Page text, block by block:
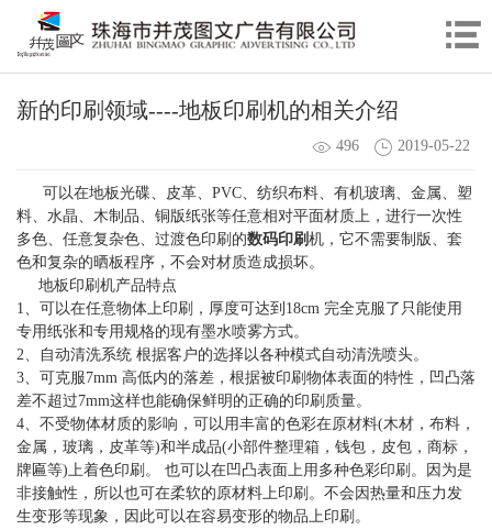
新的印刷领域----地板印刷机的相关介绍
496 2019-05-22
可以在地板光碟、皮革、PVC、纺织布料、有机玻璃、金属、塑
料、水晶、木制品、铜版纸张等任意相对平面材质上，进行一次性
多色、任意复杂色、过渡色印刷的数码印刷机，它不需要制版、套
色和复杂的晒板程序，不会对材质造成损坏。
地板印刷机产品特点
1、可以在任意物体上印刷，厚度可达到18cm 完全克服了只能使用
专用纸张和专用规格的现有墨水喷雾方式。
2、自动清洗系统 根据客户的选择以各种模式自动清洗喷头。
3、可克服7mm 高低内的落差，根据被印刷物体表面的特性，凹凸落
差不超过7mm这样也能确保鲜明的正确的印刷质量。
4、不受物体材质的影响，可以用丰富的色彩在原材料(木材，布料，
金属，玻璃，皮革等)和半成品(小部件整理箱，钱包，皮包，商标，
牌匾等)上着色印刷。 也可以在凹凸表面上用多种色彩印刷。因为是
非接触性，所以也可在柔软的原材料上印刷。不会因热量和压力发
生变形等现象，因此可以在容易变形的物品上印刷。